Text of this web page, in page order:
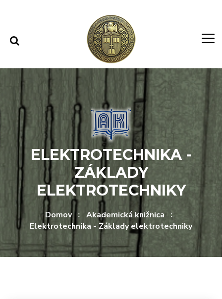
ELEKTROTECHNIKA -
ZÁKLADY
ELEKTROTECHNIKY
Domov
Akademická knižnica
Elektrotechnika - Základy elektrotechniky